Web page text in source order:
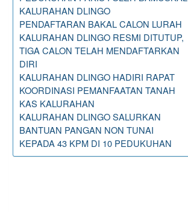
KALURAHAN DLINGO
PENDAFTARAN BAKAL CALON LURAH
KALURAHAN DLINGO RESMI DITUTUP,
TIGA CALON TELAH MENDAFTARKAN
DIRI
KALURAHAN DLINGO HADIRI RAPAT
KOORDINASI PEMANFAATAN TANAH
KAS KALURAHAN
KALURAHAN DLINGO SALURKAN
BANTUAN PANGAN NON TUNAI
KEPADA 43 KPM DI 10 PEDUKUHAN